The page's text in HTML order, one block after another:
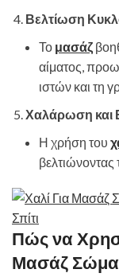
Βελτίωση
Το μασάζ
αίματος,
ιστών και τη
Χαλάρωση και
Η χρήση του
βελτιώνοντας
Πώς να
Μασάζ